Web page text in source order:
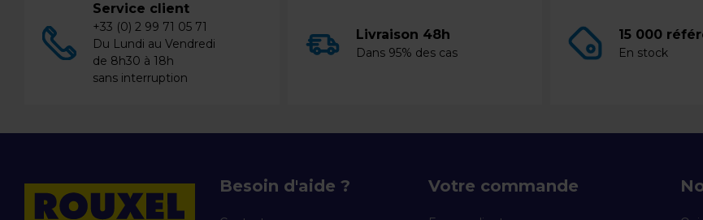
Service client
+33 (0) 2 99 71 05 71
Du Lundi au Vendredi
de 8h30 à 18h
sans interruption
Livraison 48h
Dans 95% des cas
15 000
En stock
Besoin d'aide ? Votre commande